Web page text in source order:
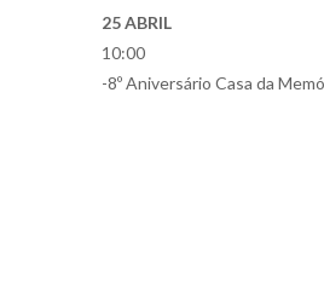
25 ABRIL
10:00
-8º Aniversário Casa da